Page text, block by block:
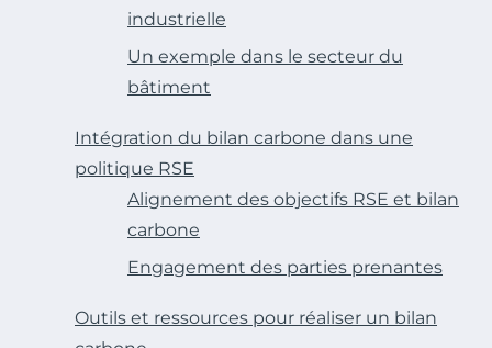
industrielle
Un exemple dans le secteur du
bâtiment
Intégration du bilan carbone dans une
politique RSE
Alignement des objectifs RSE et bilan
carbone
Engagement des parties prenantes
Outils et ressources pour réaliser un bilan